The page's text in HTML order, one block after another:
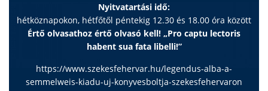
Nyitvatartási idő:
hétköznapokon, hétfőtől péntekig 12.30 és 18.00 óra között
Értő olvasathoz értő olvasó kell! „Pro captu lectoris
habent sua fata libelli!”
https://www.szekesfehervar.hu/legendus-alba-a-
semmelweis-kiadu-uj-konyvesboltja-szekesfehervaron